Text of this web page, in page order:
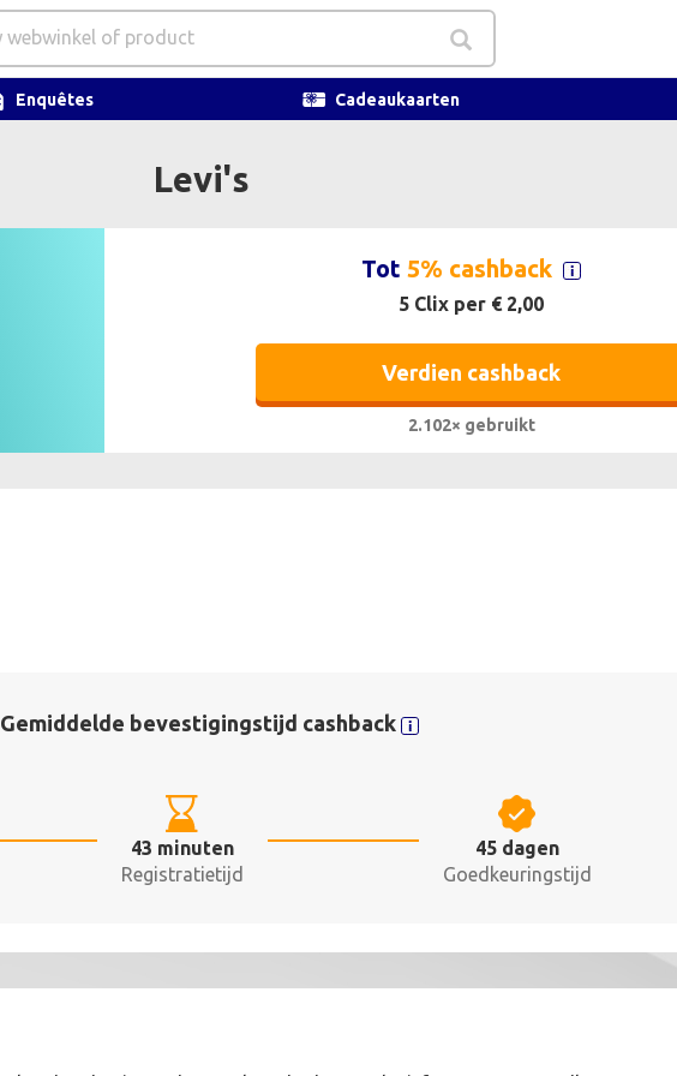
Enquêtes Cadeaukaarten
Levi's
Tot 5% cashback
5 Clix per € 2,00
Verdien cashback
2.102× gebruikt
Gemiddelde bevestigingstijd cashback
43 minuten
Registratietijd
45 dagen
Goedkeuringstijd